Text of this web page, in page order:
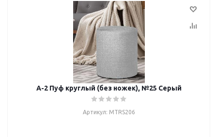
А-2 Пуф круглый (без ножек), №25 Серый
Артикул: MTRS206